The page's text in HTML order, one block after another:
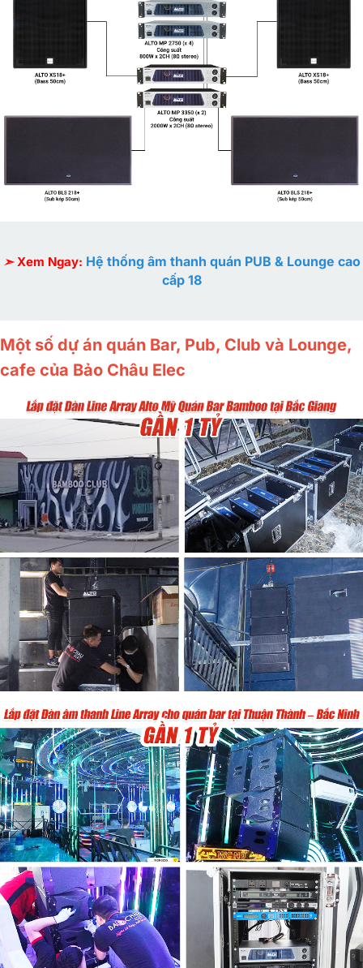
➣Xem Ngay: Hệ thống âm thanh quán PUB & Lounge cao
cấp 18
Một số dự án quán Bar, Pub, Club và Lounge,
cafe của Bảo Châu Elec